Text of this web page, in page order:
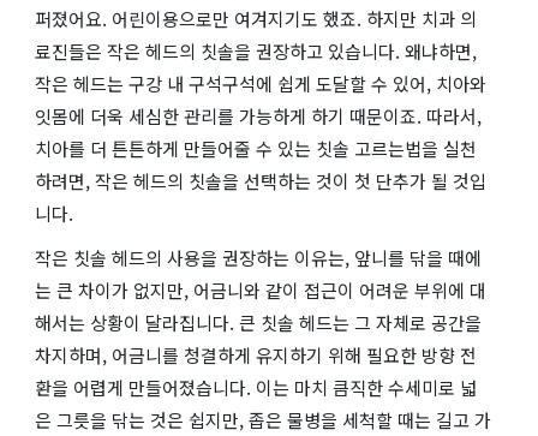
퍼졌어요. 어린이용으로만 여겨지기도 했죠. 하지만 치과 의
료진들은 작은 헤드의 칫솔을 권장하고 있습니다. 왜냐하면,
작은 헤드는 구강 내 구석구석에 쉽게 도달할 수 있어, 치아와
잇몸에 더욱 세심한 관리를 가능하게 하기 때문이죠. 따라서,
치아를 더 튼튼하게 만들어줄 수 있는 칫솔 고르는법을 실천
하려면, 작은 헤드의 칫솔을 선택하는 것이 첫 단추가 될 것입
니다.
작은 칫솔 헤드의 사용을 권장하는 이유는, 앞니를 닦을 때에
는 큰 차이가 없지만, 어금니와 같이 접근이 어려운 부위에 대
해서는 상황이 달라집니다. 큰 칫솔 헤드는 그 자체로 공간을
차지하며, 어금니를 청결하게 유지하기 위해 필요한 방향 전
환을 어렵게 만들어졌습니다. 이는 마치 큼직한 수세미로 넓
은 그릇을 닦는 것은 쉽지만, 좁은 물병을 세척할 때는 길고 가